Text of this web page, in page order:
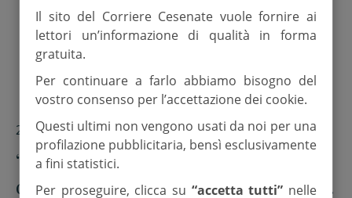
2 Marzo 2026
“Con un libro… mi libro”: il piacere
della lettura protagonista al Primo
Il sito del Corriere Cesenate vuole fornire ai
lettori un’informazione di qualità in forma
gratuita.
Per continuare a farlo abbiamo bisogno del
vostro consenso per l’accettazione dei cookie.
Questi ultimi non vengono usati da noi per una
profilazione pubblicitaria, bensì esclusivamente
a fini statistici.
Per proseguire, clicca su “accetta tutti” nelle